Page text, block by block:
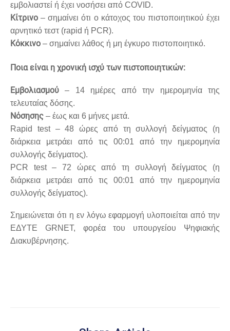
εμβολιαστεί ή έχει νοσήσει από COVID.
Κίτρινο – σημαίνει ότι ο κάτοχος του πιστοποιητικού έχει
αρνητικό τεστ (rapid ή PCR).
Κόκκινο – σημαίνει λάθος ή μη έγκυρο πιστοποιητικό.
Ποια είναι η χρονική ισχύ των πιστοποιητικών:
Εμβολιασμού – 14 ημέρες από την ημερομηνία της
τελευταίας δόσης.
Νόσησης – έως και 6 μήνες μετά.
Rapid test – 48 ώρες από τη συλλογή δείγματος (η
διάρκεια μετράει από τις 00:01 από την ημερομηνία
συλλογής δείγματος).
PCR test – 72 ώρες από τη συλλογή δείγματος (η
διάρκεια μετράει από τις 00:01 από την ημερομηνία
συλλογής δείγματος).
Σημειώνεται ότι η εν λόγω εφαρμογή υλοποιείται από την
ΕΔΥΤΕ GRNET, φορέα του υπουργείου Ψηφιακής
Διακυβέρνησης.